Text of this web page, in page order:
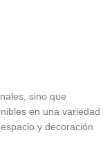
sino que
en una variedad
y decoración